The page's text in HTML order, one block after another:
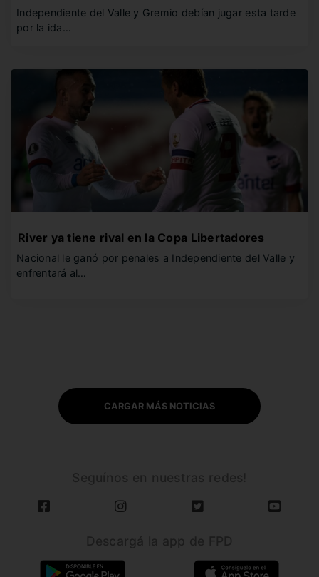
Independiente del Valle y Gremio debían jugar esta tarde
por la ida…
River ya tiene rival en la Copa Libertadores
Nacional le ganó por penales a Independiente del Valle y
enfrentará al…
CARGAR MÁS NOTICIAS